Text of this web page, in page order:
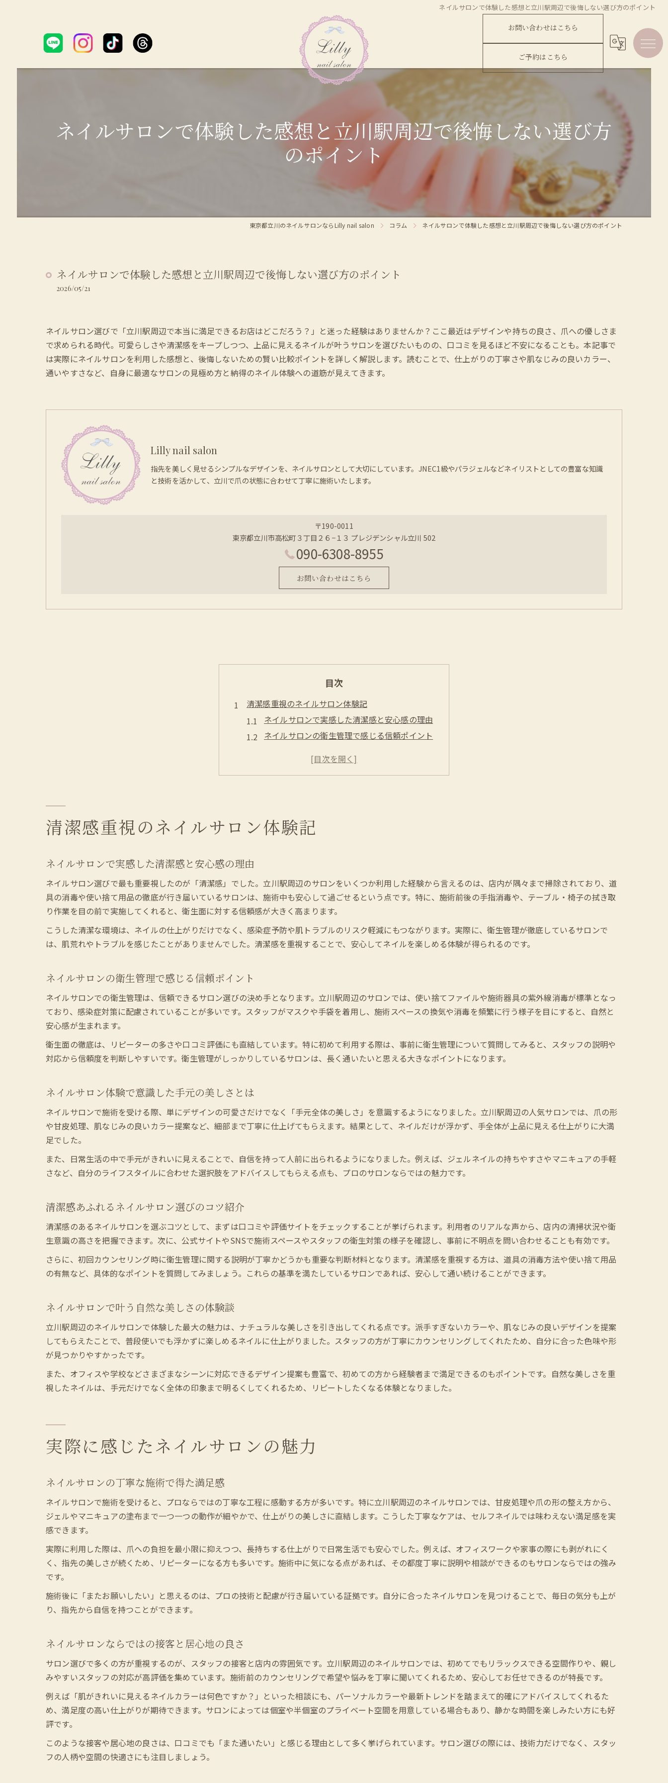
ネイルサロンで体験した感想と立川駅周辺で後悔しない選び方のポイント
お問い合わせはこちら
ご予約はこちら
ネイルサロンで体験した感想と立川駅周辺で後悔しない選び方
のポイント
東京都立川のネイルサロンならLilly nail salon コラム ネイルサロンで体験した感想と立川駅周辺で後悔しない選び方のポイント
ネイルサロンで体験した感想と立川駅周辺で後悔しない選び方のポイント
2026/05/21
ネイルサロン選びで「立川駅周辺で本当に満足できるお店はどこだろう？」と迷った経験はありませんか？ここ最近はデザインや持ちの良さ、爪への優しさま
で求められる時代。可愛らしさや清潔感をキープしつつ、上品に見えるネイルが叶うサロンを選びたいものの、口コミを見るほど不安になることも。本記事で
は実際にネイルサロンを利用した感想と、後悔しないための賢い比較ポイントを詳しく解説します。読むことで、仕上がりの丁寧さや肌なじみの良いカラー、
通いやすさなど、自身に最適なサロンの見極め方と納得のネイル体験への道筋が見えてきます。
Lilly nail salon
指先を美しく見せるシンプルなデザインを、ネイルサロンとして大切にしています。JNEC1級やパラジェルなどネイリストとしての豊富な知識
と技術を活かして、立川で爪の状態に合わせて丁寧に施術いたします。
〒190-0011
東京都立川市高松町３丁目２６−１３ プレジデンシャル立川 502
090-6308-8955
お問い合わせはこちら
目次
清潔感重視のネイルサロン体験記
ネイルサロンで実感した清潔感と安心感の理由
ネイルサロンの衛生管理で感じる信頼ポイント
清潔感あふれるネイルサロン選びのコツ紹介
ネイルサロンならではの接客と居心地の良さ
ネイルサロンの口コミから読み取る評価のコツ
ナチュラル派が選ぶネイルサロンの特徴
ネイルサロンで叶うナチュラルデザインの魅力
ネイルサロンで肌なじみ良いカラーを選ぶ方法
ナチュラル派に人気のネイルサロンの共通点
ネイルサロンで手元が美しく見える理由
ネイルサロンの仕上がりが印象を左右する訳
ネイルサロンで男性受けを意識するポイント
ネイルサロン選びで後悔しない比較基準
ネイルサロンで上品な印象に仕上げる方法
ネイルサロン体験者が語る後悔しない選択法
ネイルサロンの持ちとオフの違いを知る
ネイルサロン選びで理想を叶える準備とは
清潔感重視のネイルサロン体験記
ネイルサロンで実感した清潔感と安心感の理由
ネイルサロン選びで最も重要視したのが「清潔感」でした。立川駅周辺のサロンをいくつか利用した経験から言えるのは、店内が隅々まで掃除されており、道
具の消毒や使い捨て用品の徹底が行き届いているサロンは、施術中も安心して過ごせるという点です。特に、施術前後の手指消毒や、テーブル・椅子の拭き取
り作業を目の前で実施してくれると、衛生面に対する信頼感が大きく高まります。
こうした清潔な環境は、ネイルの仕上がりだけでなく、感染症予防や肌トラブルのリスク軽減にもつながります。実際に、衛生管理が徹底しているサロンで
は、肌荒れやトラブルを感じたことがありませんでした。清潔感を重視することで、安心してネイルを楽しめる体験が得られるのです。
ネイルサロンの衛生管理で感じる信頼ポイント
ネイルサロンでの衛生管理は、信頼できるサロン選びの決め手となります。立川駅周辺のサロンでは、使い捨てファイルや施術器具の紫外線消毒が標準となっ
ており、感染症対策に配慮されていることが多いです。スタッフがマスクや手袋を着用し、施術スペースの換気や消毒を頻繁に行う様子を目にすると、自然と
安心感が生まれます。
衛生面の徹底は、リピーターの多さや口コミ評価にも直結しています。特に初めて利用する際は、事前に衛生管理について質問してみると、スタッフの説明や
対応から信頼度を判断しやすいです。衛生管理がしっかりしているサロンは、長く通いたいと思える大きなポイントになります。
ネイルサロン体験で意識した手元の美しさとは
ネイルサロンで施術を受ける際、単にデザインの可愛さだけでなく「手元全体の美しさ」を意識するようになりました。立川駅周辺の人気サロンでは、爪の形
や甘皮処理、肌なじみの良いカラー提案など、細部まで丁寧に仕上げてもらえます。結果として、ネイルだけが浮かず、手全体が上品に見える仕上がりに大満
足でした。
また、日常生活の中で手元がきれいに見えることで、自信を持って人前に出られるようになりました。例えば、ジェルネイルの持ちやすさやマニキュアの手軽
さなど、自分のライフスタイルに合わせた選択肢をアドバイスしてもらえる点も、プロのサロンならではの魅力です。
清潔感あふれるネイルサロン選びのコツ紹介
清潔感のあるネイルサロンを選ぶコツとして、まずは口コミや評価サイトをチェックすることが挙げられます。利用者のリアルな声から、店内の清掃状況や衛
生意識の高さを把握できます。次に、公式サイトやSNSで施術スペースやスタッフの衛生対策の様子を確認し、事前に不明点を問い合わせることも有効です。
さらに、初回カウンセリング時に衛生管理に関する説明が丁寧かどうかも重要な判断材料となります。清潔感を重視する方は、道具の消毒方法や使い捨て用品
の有無など、具体的なポイントを質問してみましょう。これらの基準を満たしているサロンであれば、安心して通い続けることができます。
ネイルサロンで叶う自然な美しさの体験談
立川駅周辺のネイルサロンで体験した最大の魅力は、ナチュラルな美しさを引き出してくれる点です。派手すぎないカラーや、肌なじみの良いデザインを提案
してもらえたことで、普段使いでも浮かずに楽しめるネイルに仕上がりました。スタッフの方が丁寧にカウンセリングしてくれたため、自分に合った色味や形
が見つかりやすかったです。
また、オフィスや学校などさまざまなシーンに対応できるデザイン提案も豊富で、初めての方から経験者まで満足できるのもポイントです。自然な美しさを重
視したネイルは、手元だけでなく全体の印象まで明るくしてくれるため、リピートしたくなる体験となりました。
実際に感じたネイルサロンの魅力
ネイルサロンの丁寧な施術で得た満足感
ネイルサロンで施術を受けると、プロならではの丁寧な工程に感動する方が多いです。特に立川駅周辺のネイルサロンでは、甘皮処理や爪の形の整え方から、
ジェルやマニキュアの塗布まで一つ一つの動作が細やかで、仕上がりの美しさに直結します。こうした丁寧なケアは、セルフネイルでは味わえない満足感を実
感できます。
実際に利用した際は、爪への負担を最小限に抑えつつ、長持ちする仕上がりで日常生活でも安心でした。例えば、オフィスワークや家事の際にも剥がれにく
く、指先の美しさが続くため、リピーターになる方も多いです。施術中に気になる点があれば、その都度丁寧に説明や相談ができるのもサロンならではの強み
です。
施術後に「またお願いしたい」と思えるのは、プロの技術と配慮が行き届いている証拠です。自分に合ったネイルサロンを見つけることで、毎日の気分も上が
り、指先から自信を持つことができます。
ネイルサロンならではの接客と居心地の良さ
サロン選びで多くの方が重視するのが、スタッフの接客と店内の雰囲気です。立川駅周辺のネイルサロンでは、初めてでもリラックスできる空間作りや、親し
みやすいスタッフの対応が高評価を集めています。施術前のカウンセリングで希望や悩みを丁寧に聞いてくれるため、安心してお任せできるのが特長です。
例えば「肌がきれいに見えるネイルカラーは何色ですか？」といった相談にも、パーソナルカラーや最新トレンドを踏まえて的確にアドバイスしてくれるた
め、満足度の高い仕上がりが期待できます。サロンによっては個室や半個室のプライベート空間を用意している場合もあり、静かな時間を楽しみたい方にも好
評です。
このような接客や居心地の良さは、口コミでも「また通いたい」と感じる理由として多く挙げられています。サロン選びの際には、技術力だけでなく、スタッ
フの人柄や空間の快適さにも注目しましょう。